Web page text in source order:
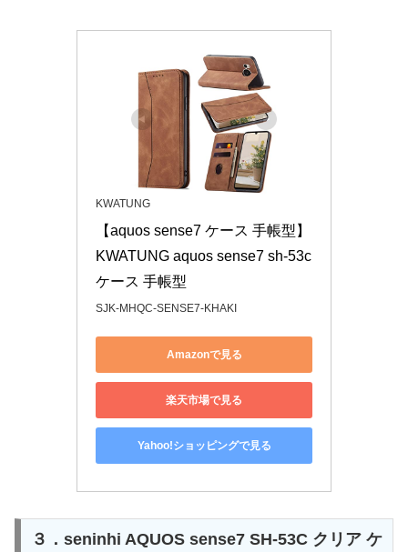
KWATUNG
【aquos sense7 ケース 手帳型】
KWATUNG aquos sense7 sh-53c
ケース 手帳型
SJK-MHQC-SENSE7-KHAKI
Amazonで見る
楽天市場で見る
Yahoo!ショッピングで見る
３．seninhi AQUOS sense7 SH-53C クリア ケ